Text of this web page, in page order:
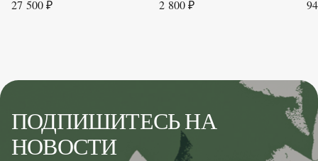
27 500 ₽ 2 800 ₽
ПОДПИШИТЕСЬ НА
НОВОСТИ